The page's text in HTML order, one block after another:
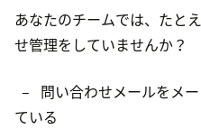
あなたのチームでは、たと
せ管理をしていませんか？
– 問い合わせメールをメ
ている